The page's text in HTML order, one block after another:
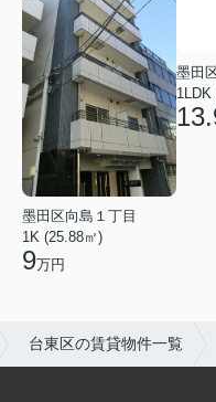
墨田区向島１丁目
1K (25.88㎡)
9万円
墨田
1LDK
台東区の賃貸物件一覧